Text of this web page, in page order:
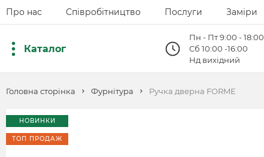
Про нас Співробітництво Послуги Заміри
Каталог
Пн - Пт 9:00 - 18:00
Сб 10:00 -16:00
Нд вихідний
Головна сторінка Фурнітура Ручка дверна FORME
НОВИНКИ
ТОП ПРОДАЖ